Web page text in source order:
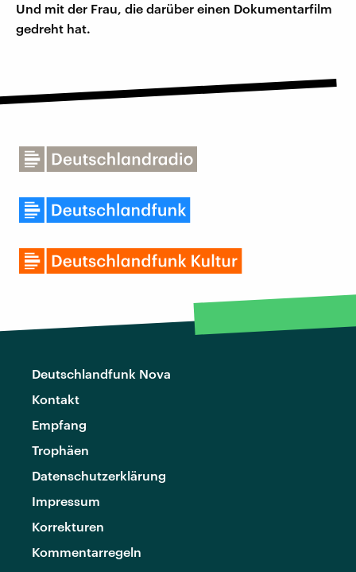
Und mit der Frau, die darüber einen Dokumentarfilm
gedreht hat.
Deutschlandfunk Nova
Kontakt
Empfang
Trophäen
Datenschutzerklärung
Impressum
Korrekturen
Kommentarregeln